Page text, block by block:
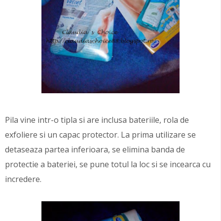
Pila vine intr-o tipla si are inclusa bateriile, rola de
exfoliere si un capac protector. La prima utilizare se
detaseaza partea inferioara, se elimina banda de
protectie a bateriei, se pune totul la loc si se incearca cu
incredere.